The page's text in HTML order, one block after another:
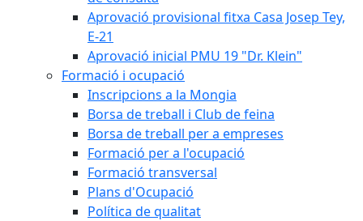
Aprovació provisional fitxa Casa Josep Tey,
E-21
Aprovació inicial PMU 19 "Dr. Klein"
Formació i ocupació
Inscripcions a la Mongia
Borsa de treball i Club de feina
Borsa de treball per a empreses
Formació per a l'ocupació
Formació transversal
Plans d'Ocupació
Política de qualitat